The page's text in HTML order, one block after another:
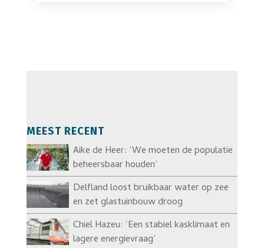
MEEST RECENT
Aike de Heer: ‘We moeten de populatie
beheersbaar houden’
Delfland loost bruikbaar water op zee
en zet glastuinbouw droog
Chiel Hazeu: ‘Een stabiel kasklimaat en
lagere energievraag’